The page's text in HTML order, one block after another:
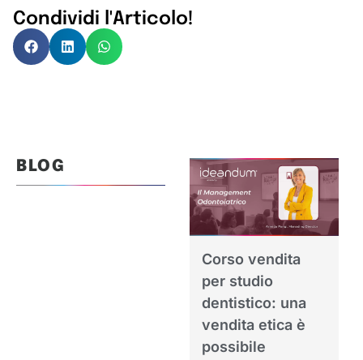
Condividi l'Articolo!
BLOG
Corso vendita
per studio
dentistico: una
vendita etica è
possibile